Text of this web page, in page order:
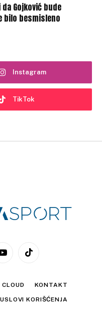
Gojković bude
bilo besmisleno
Instagram
TikTok
YouTubeTikTok
KONTAKT
USLOVI KORIŠĆENJA